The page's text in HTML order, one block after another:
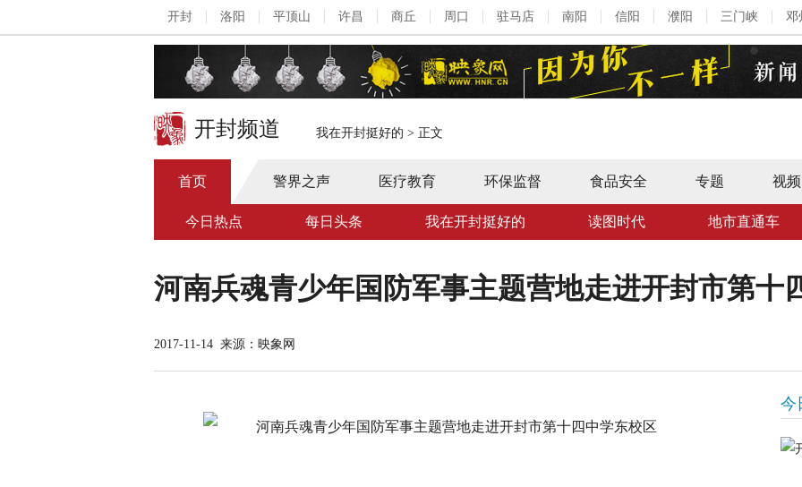
开封 洛阳 平顶山 许昌 商丘 周口 驻马店 南阳 信阳 濮阳 三门峡 邓
开封频道 我在开封挺好的 > 正文
首页 警界之声 医疗教育 环保监督 食品安全 专题 视频
今日热点 每日头条 我在开封挺好的 读图时代 地市直通车
河南兵魂青少年国防军事主题营地走进开封市第十
2017-11-14 来源：映象网
今